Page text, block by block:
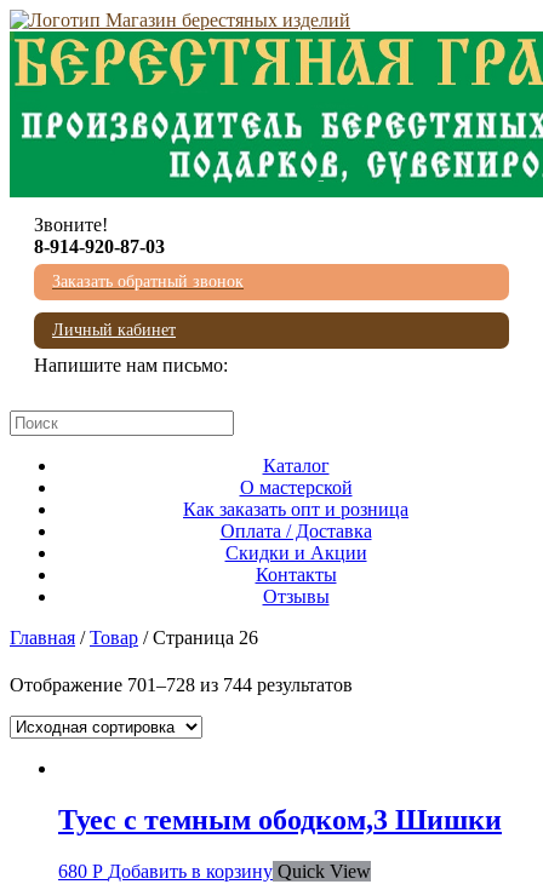
Звоните!
8-914-920-87-03
Заказать обратный звонок
Личный кабинет
Напишите нам письмо:
Каталог
О мастерской
Как заказать опт и розница
Оплата / Доставка
Скидки и Акции
Контакты
Отзывы
Главная /Товар / Страница 26
Отображение 701–728 из 744 результатов
Туес с темным ободком,3 Шишки
680 Р Добавить в корзину Quick View